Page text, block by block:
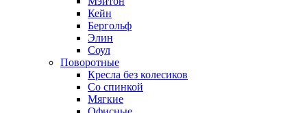
Кейн
Бергольф
Элин
Соул
Поворотные
Кресла без колесиков
Со спинкой
Мягкие